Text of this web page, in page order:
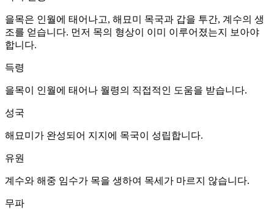
을목은 인월에 태어나고, 해묘미 목국과 갑을 투간, 계수의 생
조를 얻습니다. 먼저 목의 형상이 이미 이루어졌는지 보아야
합니다.
득령
을목이 인월에 태어나 월령의 직접적인 도움을 받습니다.
성국
해묘미가 완성되어 지지에 목국이 성립합니다.
유원
계수와 해중 임수가 목을 생하여 목세가 마르지 않습니다.
무파